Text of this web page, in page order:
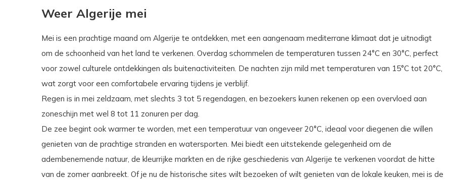
Weer Algerije mei
Mei is een prachtige maand om Algerije te ontdekken, met een aangenaam mediterrane klimaat dat je uitnodigt
om de schoonheid van het land te verkenen. Overdag schommelen de temperaturen tussen 24°C en 30°C, perfect
voor zowel culturele ontdekkingen als buitenactiviteiten. De nachten zijn mild met temperaturen van 15°C tot 20°C,
wat zorgt voor een comfortabele ervaring tijdens je verblijf.
Regen is in mei zeldzaam, met slechts 3 tot 5 regendagen, en bezoekers kunen rekenen op een overvloed aan
zoneschijn met wel 8 tot 11 zonuren per dag.
De zee begint ook warmer te worden, met een temperatuur van ongeveer 20°C, ideaal voor diegenen die willen
genieten van de prachtige stranden en watersporten. Mei biedt een uitstekende gelegenheid om de
adembenemende natuur, de kleurrijke markten en de rijke geschiedenis van Algerije te verkenen voordat de hitte
van de zomer aanbreekt. Of je nu de historische sites wilt bezoeken of wilt genieten van de lokale keuken, mei is de